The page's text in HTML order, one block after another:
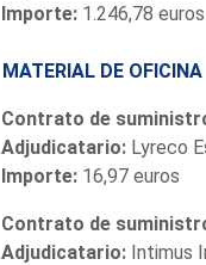
Importe: 1.246,78 euros
MATERIAL DE OFICINA
Contrato de
Adjudicatario: Lyreco
Importe: 16,97 euros
Contrato de
Adjudicatario: Intimus